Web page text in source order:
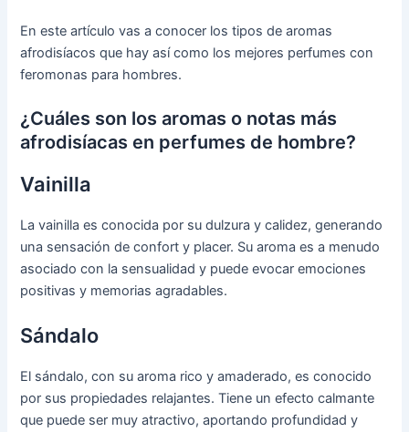
En este artículo vas a conocer los tipos de aromas
afrodisíacos que hay así como los mejores perfumes con
feromonas para hombres.
¿Cuáles son los aromas o notas más
afrodisíacas en perfumes de hombre?
Vainilla
La vainilla es conocida por su dulzura y calidez, generando
una sensación de confort y placer. Su aroma es a menudo
asociado con la sensualidad y puede evocar emociones
positivas y memorias agradables.
Sándalo
El sándalo, con su aroma rico y amaderado, es conocido
por sus propiedades relajantes. Tiene un efecto calmante
que puede ser muy atractivo, aportando profundidad y